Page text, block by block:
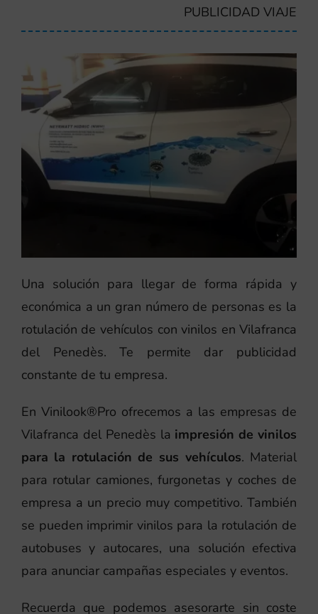
PUBLICIDAD VIAJE
Una solución para llegar de forma rápida y
económica a un gran número de personas es la
rotulación de vehículos con vinilos en Vilafranca
del Penedès. Te permite dar publicidad
constante de tu empresa.
En Vinilook®Pro ofrecemos a las empresas de
Vilafranca del Penedès la impresión de vinilos
para la rotulación de sus vehículos. Material
para rotular camiones, furgonetas y coches de
empresa a un precio muy competitivo. También
se pueden imprimir vinilos para la rotulación de
autobuses y autocares, una solución efectiva
para anunciar campañas especiales y eventos.
Recuerda que podemos asesorarte sin coste